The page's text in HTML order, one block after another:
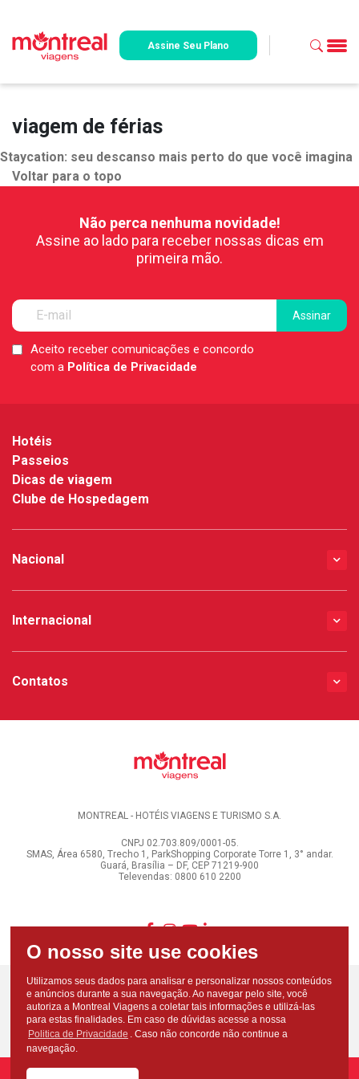
Assine Seu Plano
viagem de férias
Staycation: seu descanso mais perto do que você imagina
Voltar para o topo
Não perca nenhuma novidade!
Assine ao lado para receber nossas dicas em
primeira mão.
LGPDAceito receber comunicações e concordo
com a Política de Privacidade
Hotéis
Passeios
Dicas de viagem
Clube de Hospedagem
Nacional
Internacional
Contatos
MONTREAL - HOTÉIS VIAGENS E TURISMO S.A.
CNPJ 02.703.809/0001-05.
SMAS, Área 6580, Trecho 1, ParkShopping Corporate Torre 1, 3° andar.
Guará, Brasília – DF, CEP 71219-900
Televendas: 0800 610 2200
Utilizamos seus dados para analisar e personalizar nossos conteúdos
e anúncios durante a sua navegação. Ao navegar pelo site, você
autoriza a Montreal Viagens a coletar tais informações e utilizá-las
para estas finalidades. Em caso de dúvidas acesse a nossa
Politica de Privacidade . Caso não concorde não continue a
navegação.